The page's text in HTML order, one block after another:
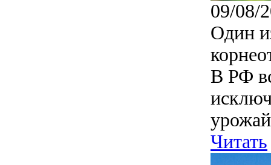
09/08/
Один
В РФ
Читать